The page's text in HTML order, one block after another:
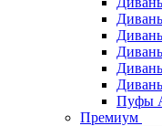
Пуфы
Премиум